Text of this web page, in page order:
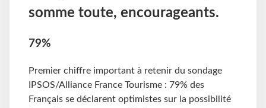
somme toute, encourageants.
79%
Premier chiffre important à retenir du sondage
IPSOS/Alliance France Tourisme : 79% des
Français se déclarent optimistes sur la possibilité